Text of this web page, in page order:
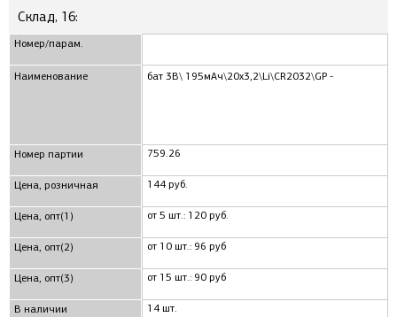
Склад, 16:
Номер/парам.
Наименование
Номер партии
Цена, розничная
Цена, опт(1)
Цена, опт(2)
Цена, опт(3)
В наличии
бат 3В\ 195мАч\20x3,2\Li\CR2032\GP -
759.26
144 руб.
от 5 шт.: 120 руб.
от 10 шт.: 96 руб
от 15 шт.: 90 руб
14 шт.